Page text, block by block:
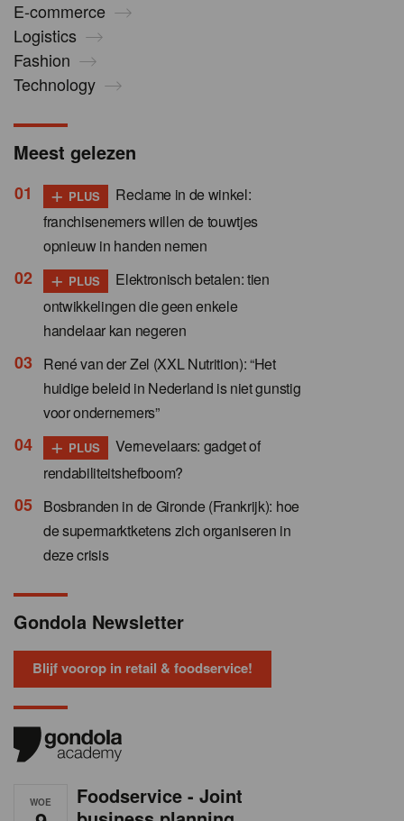
E-commerce
Logistics
Fashion
Technology
Meest gelezen
+ PLUS
Reclame in de winkel:
franchisenemers willen de touwtjes
opnieuw in handen nemen
+ PLUS
Elektronisch betalen: tien
ontwikkelingen die geen enkele
handelaar kan negeren
René van der Zel (XXL Nutrition): “Het
huidige beleid in Nederland is niet gunstig
voor ondernemers”
+ PLUS
Vernevelaars: gadget of
rendabiliteitshefboom?
Bosbranden in de Gironde (Frankrijk): hoe
de supermarktketens zich organiseren in
deze crisis
Gondola Newsletter
Blijf voorop in retail & foodservice!
WOE
Foodservice - Joint